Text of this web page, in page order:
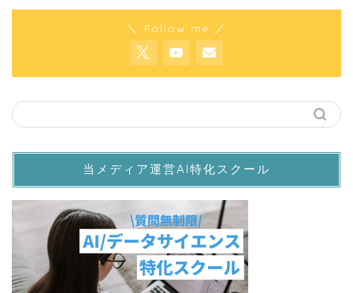
＼ Follow me ／
当メディア運営AI特化スクール